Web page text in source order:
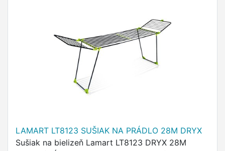
LAMART LT8123 SUŠIAK NA PRÁDLO 28M DRYX
Sušiak na bielizeň Lamart LT8123 DRYX 28M